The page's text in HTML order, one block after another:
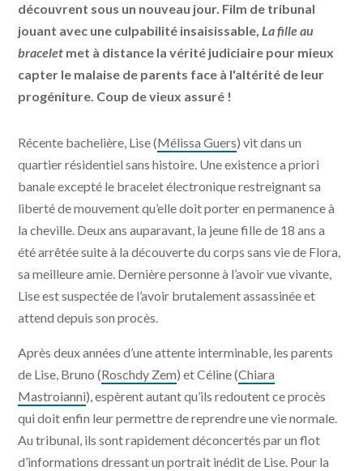
découvrent sous un nouveau jour. Film de tribunal
jouant avec une culpabilité insaisissable,La fille au
bracelet met à distance la vérité judiciaire pour mieux
capter le malaise de parents face à l'altérité de leur
progéniture. Coup de vieux assuré !
Récente bachelière, Lise (Mélissa Guers) vit dans un
quartier résidentiel sans histoire. Une existence a priori
banale excepté le bracelet électronique restreignant sa
liberté de mouvement qu’elle doit porter en permanence à
la cheville. Deux ans auparavant, la jeune fille de 18 ans a
été arrêtée suite à la découverte du corps sans vie de Flora,
sa meilleure amie. Dernière personne à l’avoir vue vivante,
Lise est suspectée de l’avoir brutalement assassinée et
attend depuis son procès.
Après deux années d’une attente interminable, les parents
de Lise, Bruno (Roschdy Zem) et Céline (Chiara
Mastroianni), espèrent autant qu’ils redoutent ce procès
qui doit enfin leur permettre de reprendre une vie normale.
Au tribunal, ils sont rapidement déconcertés par un flot
d’informations dressant un portrait inédit de Lise. Pour la